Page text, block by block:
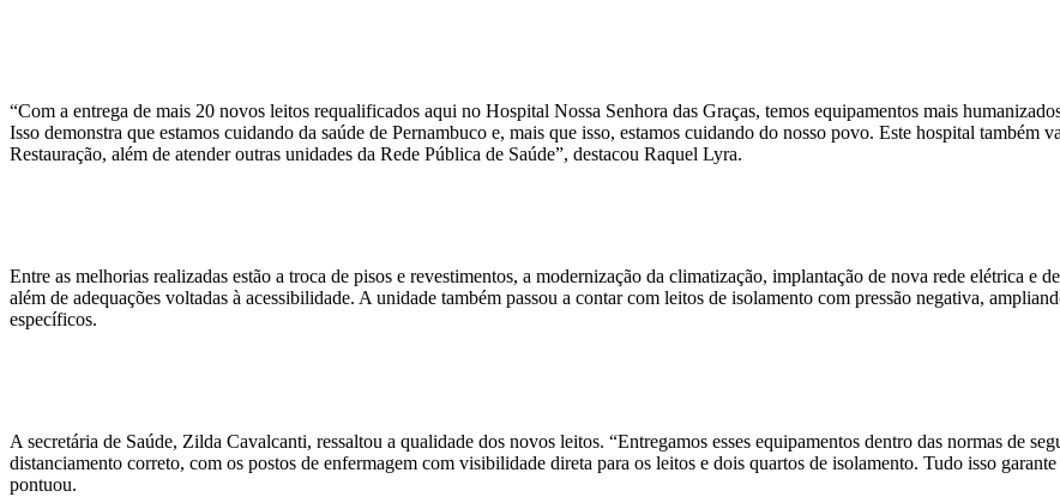
“Com a entrega de mais 20 novos leitos requalificados aqui no Hospital Nossa Senhora das Graças, temos equipamentos mais
Isso demonstra que estamos cuidando da saúde de Pernambuco e, mais que isso, estamos cuidando do nosso povo. Este hospital
Restauração, além de atender outras unidades da Rede Pública de Saúde”, destacou Raquel Lyra.
Entre as melhorias realizadas estão a troca de pisos e revestimentos, a modernização da climatização, implantação de nova rede elétrica e
além de adequações voltadas à acessibilidade. A unidade também passou a contar com leitos de isolamento com pressão negativa,
específicos.
A secretária de Saúde, Zilda Cavalcanti, ressaltou a qualidade dos novos leitos. “Entregamos esses equipamentos dentro das normas de
distanciamento correto, com os postos de enfermagem com visibilidade direta para os leitos e dois quartos de isolamento. Tudo isso
pontuou.